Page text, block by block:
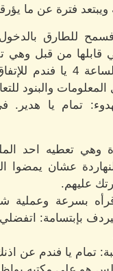
فترة عن ما
للطارق
قابلها من قبل وهي
حددوا ميعاد بكرا الساعة
والبنود
تمام يا هدير.
وهي تعطيه احد
عشان يمضوا
عليهم.
بسرعة وعملية
بإبتسامة:
تمام يا فندم عن